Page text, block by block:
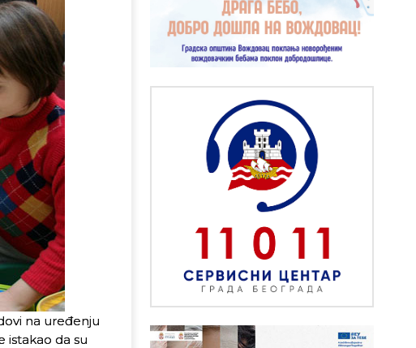
na uređenju
istakao da su